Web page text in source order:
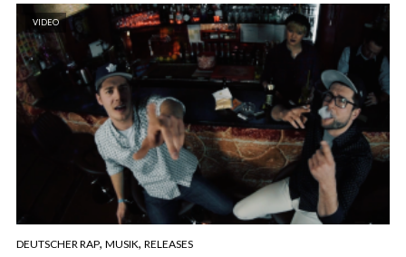
VIDEO
DEUTSCHER RAP, MUSIK, RELEASES